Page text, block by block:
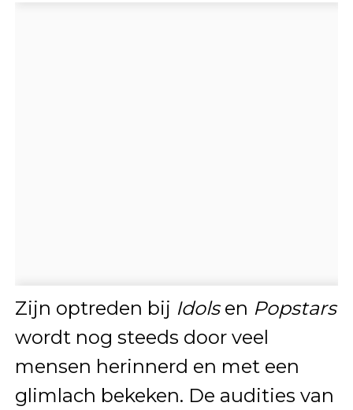
Zijn optreden bij Idolsen Popstars
wordt nog steeds door veel
mensen herinnerd en met een
glimlach bekeken. De audities van